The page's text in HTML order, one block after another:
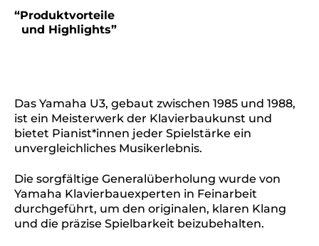
“Produktvorteile
und Highlights”
Das Yamaha U3, gebaut zwischen 1985 und 1988,
ist ein Meisterwerk der Klavierbaukunst und
bietet Pianist*innen jeder Spielstärke ein
unvergleichliches Musikerlebnis.
Die sorgfältige Generalüberholung wurde von
Yamaha Klavierbauexperten in Feinarbeit
durchgeführt, um den originalen, klaren Klang
und die präzise Spielbarkeit beizubehalten.